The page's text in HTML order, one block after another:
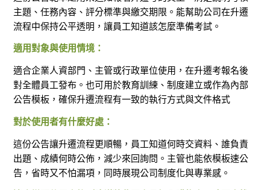
主題、任務內容、評分標準與繳交期限。能幫助公司在升遷
流程中保持公平透明，讓員工知道該怎麼準備考試。
適用對象與使用情境：
適合企業人資部門、主管或行政單位使用，在升遷考報名後
對全體員工發布。也可用於教育訓練、制度建立或作為內部
公告模板，確保升遷流程有一致的執行方式與文件格式
對於使用者有什麼好處：
這份公告讓升遷流程更順暢，員工知道何時交資料、誰負責
出題、成績何時公佈，減少來回詢問。主管也能依模板速公
告，省時又不怕漏項，同時展現公司制度化與專業感。